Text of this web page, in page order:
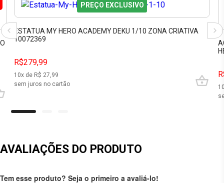
PREÇO EXCLUSIVO
ESTATUA MY HERO ACADEMY DEKU 1/10 ZONA CRIATIVA
10072369
R$279,99
10x de R$ 27,99
sem juros no cartão
AVALIAÇÕES DO PRODUTO
Tem esse produto? Seja o primeiro a avaliá-lo!